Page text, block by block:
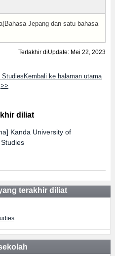
Jepang dan satu bahasa
Terlakhir diUpdate: Mei 22, 2023
ke halaman utama
>>
diliat
Kanda University of
terakhir diliat